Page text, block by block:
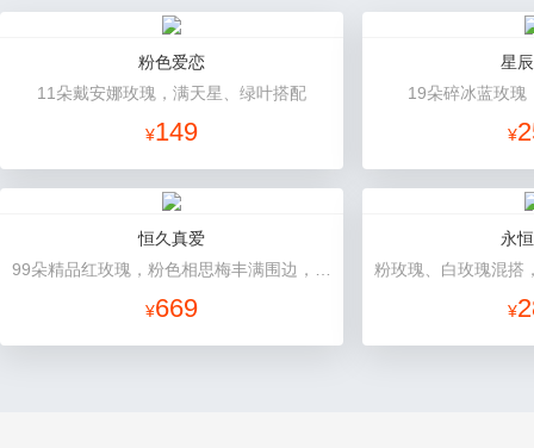
粉色爱恋
11朵戴安娜玫瑰，满天星、绿叶搭配
¥149
星
19朵碎冰蓝玫瑰
¥
恒久真爱
¥669
永
¥